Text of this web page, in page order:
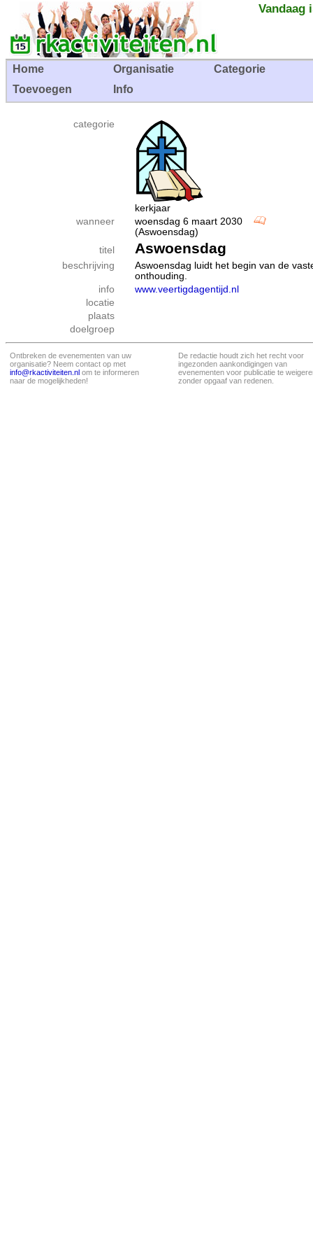
Vandaag
Home Organisatie
Categorie
Toevoegen
Info
categorie
kerkjaar
wanneer
woensdag 6 maart 2030
(Aswoensdag)
titel
Aswoensdag
beschrijving
Aswoensdag luidt het begin van de
onthouding.
info
www.veertigdagentijd.nl
locatie
plaats
doelgroep
Ontbreken de evenementen van uw
organisatie? Neem contact op met
info@rkactiviteiten.nl om te informeren
naar de mogelijkheden!
De redactie houdt zich het recht voor
ingezonden aankondigingen van
evenementen voor publicatie te
zonder opgaaf van redenen.